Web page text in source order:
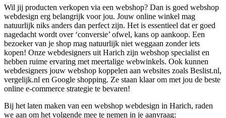
Wil jij producten verkopen via een webshop? Dan is goed webshop
webdesign erg belangrijk voor jou. Jouw online winkel mag
natuurlijk niks anders dan perfect zijn. Het is essentieel dat er goed
nagedacht wordt over ‘conversie’ ofwel, kans op aankoop. Een
bezoeker van je shop mag natuurlijk niet weggaan zonder iets
kopen! Onze webdesigners uit Harich zijn webshop specialist en
hebben ruime ervaring met meertalige webwinkels. Ook kunnen
webdesigners jouw webshop koppelen aan websites zoals Beslist.nl,
vergelijk.nl en Google shopping. Ze staan klaar om met jou de beste
online e-commerce strategie te bevaren!
Bij het laten maken van een webshop webdesign in Harich, raden
we aan om het volgende mee te nemen in je aanvraag: